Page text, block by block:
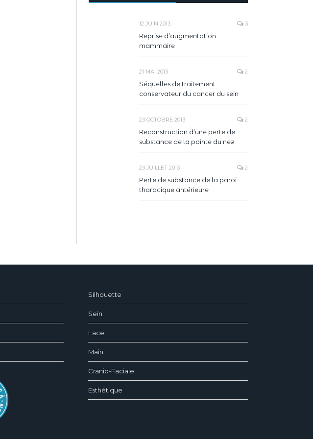
12 JUIN 2013 3
Reprise d’augmentation
mammaire
21 MAI 2013 2
Séquelles de traitement
conservateur du cancer du sein
23 OCTOBRE 2013 2
Reconstruction d’une perte de
substance de la pointe du nez
23 JUILLET 2013 2
Perte de substance de la paroi
thoracique antérieure
Silhouette
Sein
Face
Main
Cranio-Faciale
Esthétique